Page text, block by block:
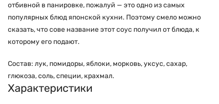
отбивной в панировке, пожалуй — это одно из самых
популярных блюд японской кухни. Поэтому смело можно
сказать, что сове название этот соус получил от блюда, к
которому его подают.
Состав: лук, помидоры, яблоки, морковь, уксус, сахар,
глюкоза, соль, специи, крахмал.
Характеристики